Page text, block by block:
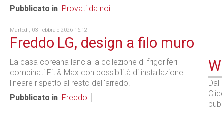
Pubblicato in Provati da noi
Martedì, 03 Febbraio 2026 16:12
Freddo LG, design a filo muro
La casa coreana lancia la collezione di frigoriferi
combinati Fit & Max con possibilità di installazione
lineare rispetto al resto dell'arredo.
Pubblicato in Freddo